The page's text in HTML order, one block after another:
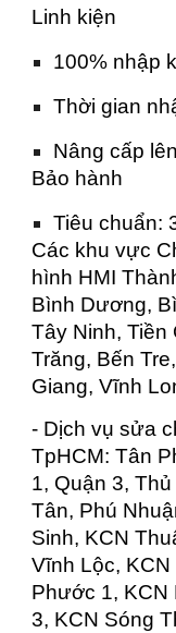
Linh kiện
100% nhập
Thời gian
Nâng cấp
Bảo hành
Tiêu chuẩn:
Các khu vực
hình HMI
Bình Dương,
Tây Ninh, Tiền
Trăng, Bến
Giang, Vĩnh
- Dịch vụ sửa
TpHCM: Tân
1, Quận 3,
Tân, Phú
Sinh, KCN
Vĩnh Lộc,
Phước 1, KCN
3, KCN Sóng